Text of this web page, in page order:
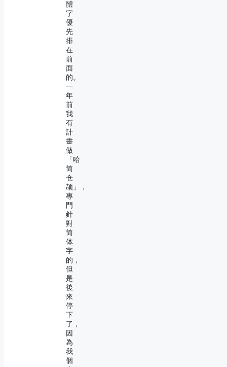
體
字
優
先
排
在
前
面
的。
一
年
前
我
有
計
畫
做
「哈
简
仓
颉」，
專
門
針
對
简
体
字
的，
但
是
後
來
停
下
了，
因
為
我
個